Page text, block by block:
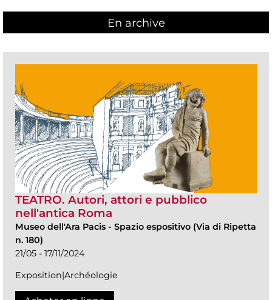
En archive
TEATRO. Autori, attori e pubblico
nell'antica Roma
Museo dell'Ara Pacis - Spazio espositivo (Via di Ripetta
n. 180)
21/05 - 17/11/2024
Exposition|Archéologie